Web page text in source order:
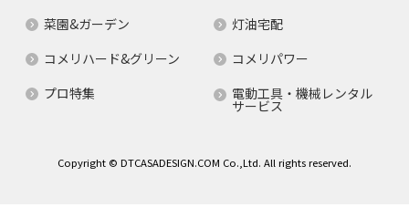
菜園&ガーデン
灯油宅配
コメリハード&グリーン
コメリパワー
プロ特集
電動工具・機械レンタル
サービス
Copyright © DTCASADESIGN.COM Co.,Ltd. All rights reserved.